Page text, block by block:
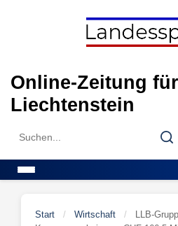
Online-Zeitung für
Liechtenstein
Search
Start / Wirtschaft /
LLB-